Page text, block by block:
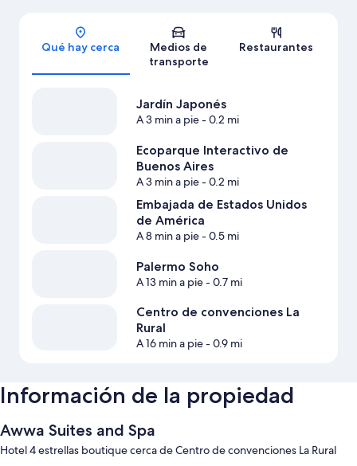
Qué hay cerca
Medios de
transporte
Restaurantes
Jardín Japonés
A 3 min a pie- 0.2 mi
Ecoparque Interactivo de
Buenos Aires
A 3 min a pie- 0.2 mi
Embajada de Estados Unidos
de América
A 8 min a pie- 0.5 mi
Palermo Soho
A 13 min a pie- 0.7 mi
Centro de convenciones La
Rural
A 16 min a pie- 0.9 mi
Información de la propiedad
Awwa Suites and Spa
Hotel 4 estrellas boutique cerca de Centro de convenciones La Rural